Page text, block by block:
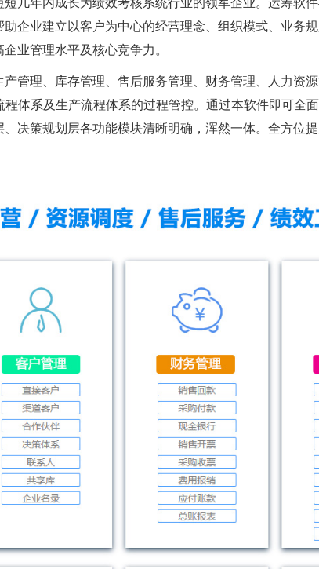
几年内成长为绩效考核系统行业的领军企业。运筹软
企业建立以客户为中心的经营理念、组织模式、业务
业管理水平及核心竞争力。
管理、库存管理、售后服务管理、财务管理、人力资
体系及生产流程体系的过程管控。通过本软件即可全面
决策规划层各功能模块清晰明确，浑然一体。全方位